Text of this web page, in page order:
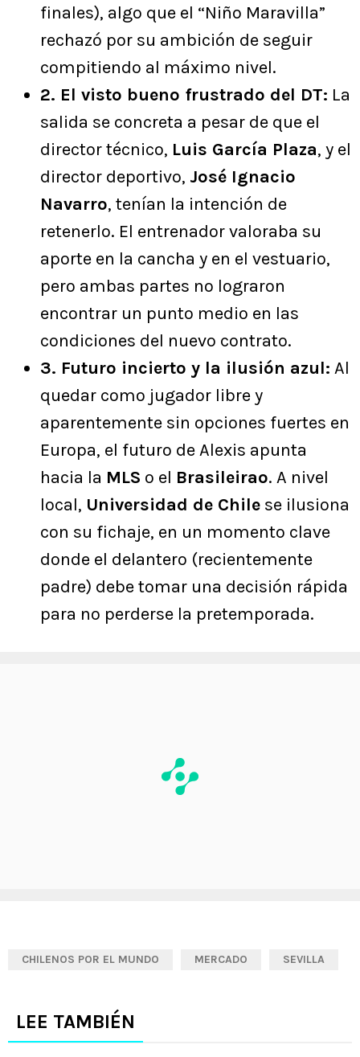
finales), algo que el “Niño Maravilla”
rechazó por su ambición de seguir
compitiendo al máximo nivel.
2. El visto bueno frustrado del DT: La
salida se concreta a pesar de que el
director técnico, Luis García Plaza, y el
director deportivo, José Ignacio
Navarro, tenían la intención de
retenerlo. El entrenador valoraba su
aporte en la cancha y en el vestuario,
pero ambas partes no lograron
encontrar un punto medio en las
condiciones del nuevo contrato.
3. Futuro incierto y la ilusión azul: Al
quedar como jugador libre y
aparentemente sin opciones fuertes en
Europa, el futuro de Alexis apunta
hacia la MLS o el Brasileirao. A nivel
local, Universidad de Chile se ilusiona
con su fichaje, en un momento clave
donde el delantero (recientemente
padre) debe tomar una decisión rápida
para no perderse la pretemporada.
CHILENOS POR EL MUNDO MERCADO SEVILLA
LEE TAMBIÉN